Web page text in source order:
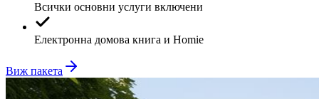
Всички основни услуги включени
Електронна домова книга и Homie
Виж пакета